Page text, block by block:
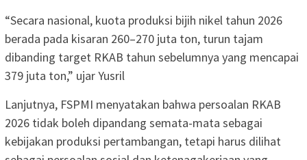
“Secara nasional, kuota produksi bijih nikel tahun 2026
berada pada kisaran 260–270 juta ton, turun tajam
dibanding target RKAB tahun sebelumnya yang mencapai
379 juta ton,” ujar Yusril
Lanjutnya, FSPMI menyatakan bahwa persoalan RKAB
2026 tidak boleh dipandang semata-mata sebagai
kebijakan produksi pertambangan, tetapi harus dilihat